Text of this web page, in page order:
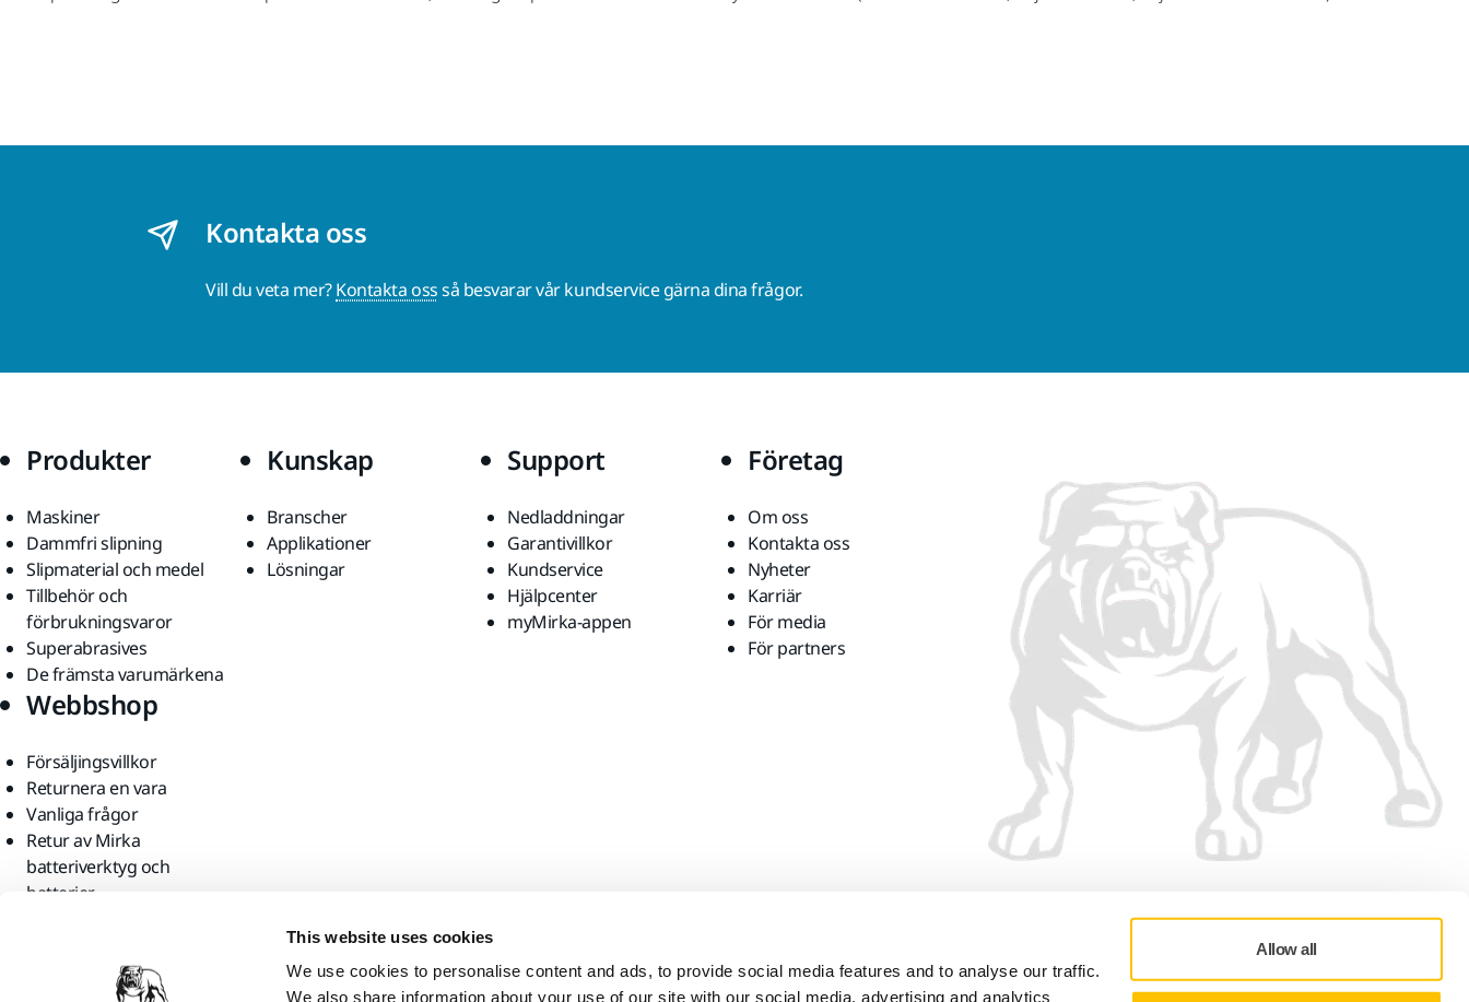
This website uses cookies
We use cookies to personalise content and ads, to provide social media features and to analyse our traffic.
We also share information about your use of our site with our social media, advertising and analytics
Allow all
Kontakta oss
Vill du veta mer?Kontakta ossså besvarar vår kundservice gärna dina frågor.
Produkter
Maskiner
Dammfri slipning
Slipmaterial och medel
Tillbehör och
förbrukningsvaror
Superabrasives
De främsta varumärkena
Kunskap
Branscher
Applikationer
Lösningar
Support
Nedladdningar
Garantivillkor
Kundservice
Hjälpcenter
myMirka-appen
Företag
Om oss
Kontakta oss
Nyheter
Karriär
För media
För partners
Webbshop
Försäljingsvillkor
Returnera en vara
Vanliga frågor
Retur av Mirka
batteriverktyg och
batterier